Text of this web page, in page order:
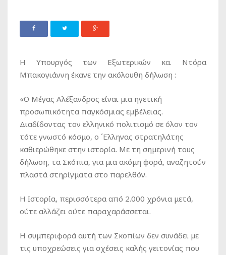
Η Υπουργός των Εξωτερικών κα. Ντόρα
Μπακογιάννη έκανε την ακόλουθη δήλωση :
«Ο Μέγας Αλέξανδρος είναι μια ηγετική
προσωπικότητα παγκόσμιας εμβέλειας.
Διαδίδοντας τον ελληνικό πολιτισμό σε όλον τον
τότε γνωστό κόσμο, ο ΄Ελληνας στρατηλάτης
καθιερώθηκε στην ιστορία. Με τη σημερινή τους
δήλωση, τα Σκόπια, για μια ακόμη φορά, αναζητούν
πλαστά στηρίγματα στο παρελθόν.
Η Ιστορία, περισσότερα από 2.000 χρόνια μετά,
ούτε αλλάζει ούτε παραχαράσσεται.
Η συμπεριφορά αυτή των Σκοπίων δεν συνάδει με
τις υποχρεώσεις για σχέσεις καλής γειτονίας που